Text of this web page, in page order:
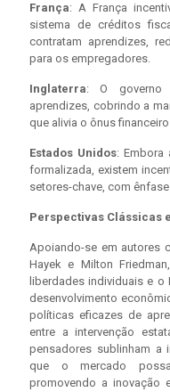
França: A França
sistema de créditos
contratam aprendizes,
para os empregadores.
Inglaterra: O governo
aprendizes, cobrindo a
que alivia o ônus
Estados Unidos: Embora
formalizada, existem
setores-chave, com
Perspectivas Clássicas
Apoiando-se em autores
Hayek e Milton
liberdades individuais e
desenvolvimento
políticas eficazes de
entre a intervenção
pensadores sublinham a
que o mercado
promovendo a inovação